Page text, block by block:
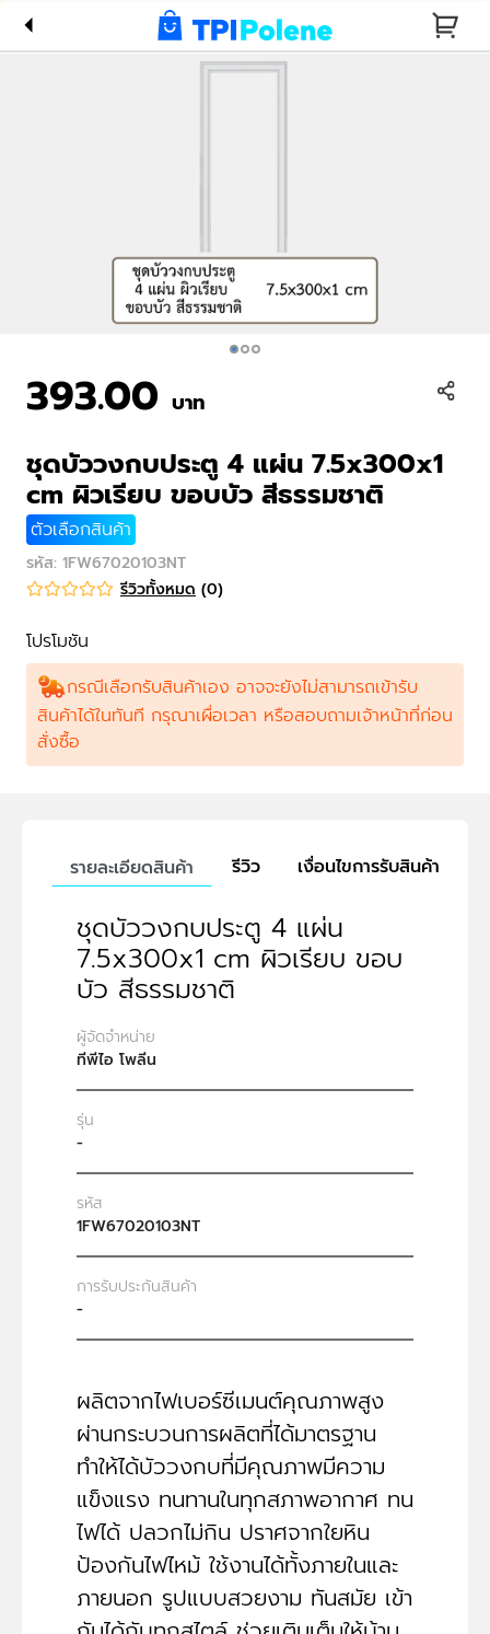
7.5x300x1
cm ผิว
393.00 บาท
ชุดบัววงกบประตู 4 แผ่น 7.5x300x1
cm ผิวเรียบ ขอบบัว สีธรรมชาติ
ตัวเลือกสินค้า
รหัส: 1FW67020103NT
รีวิวทั้งหมด (0)
โปรโมชัน
กรณีเลือกรับสินค้าเอง อาจจะยังไม่สามารถเข้ารับ
สินค้าได้ในทันที กรุณาเผื่อเวลา หรือสอบถามเจ้าหน้าที่ก่อน
สั่งซื้อ
รายละเอียดสินค้า รีวิว เงื่อนไขการรับสินค้า
ชุดบัววงกบประตู 4 แผ่น
7.5x300x1 cm ผิวเรียบ ขอบ
บัว สีธรรมชาติ
ผู้จัดจำหน่าย
ทีพีไอ โพลีน
รุ่น
-
รหัส
1FW67020103NT
การรับประกันสินค้า
-
ผลิตจากไฟเบอร์ซีเมนต์คุณภาพสูง
ผ่านกระบวนการผลิตที่ได้มาตรฐาน
ทำให้ได้บัววงกบที่มีคุณภาพมีความ
แข็งแรง ทนทานในทุกสภาพอากาศ ทน
ไฟได้ ปลวกไม่กิน ปราศจากใยหิน
ป้องกันไฟไหม้ ใช้งานได้ทั้งภายในและ
ภายนอก รูปแบบสวยงาม ทันสมัย เข้า